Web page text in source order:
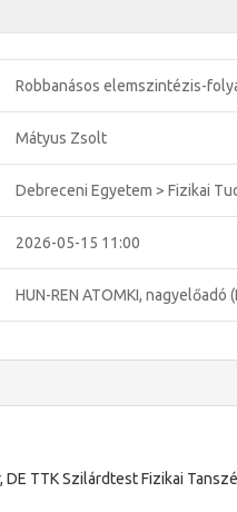
Robbanásos elemszintézis-
Mátyus Zsolt
Debreceni Egyetem > Fizikai
2026-05-15 11:00
HUN-REN ATOMKI,
TTK Szilárdtest Fizikai